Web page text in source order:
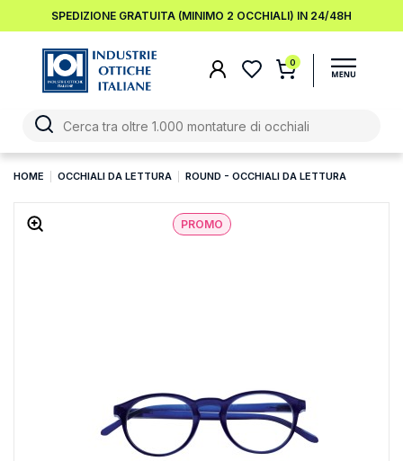
SPEDIZIONE GRATUITA (MINIMO 2 OCCHIALI) IN 24/48H
0
HOME OCCHIALI DA LETTURA ROUND - OCCHIALI DA LETTURA
PROMO